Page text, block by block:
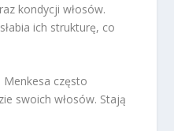
kondycji włosów.
ich strukturę, co
Menkesa często
swoich włosów. Stają